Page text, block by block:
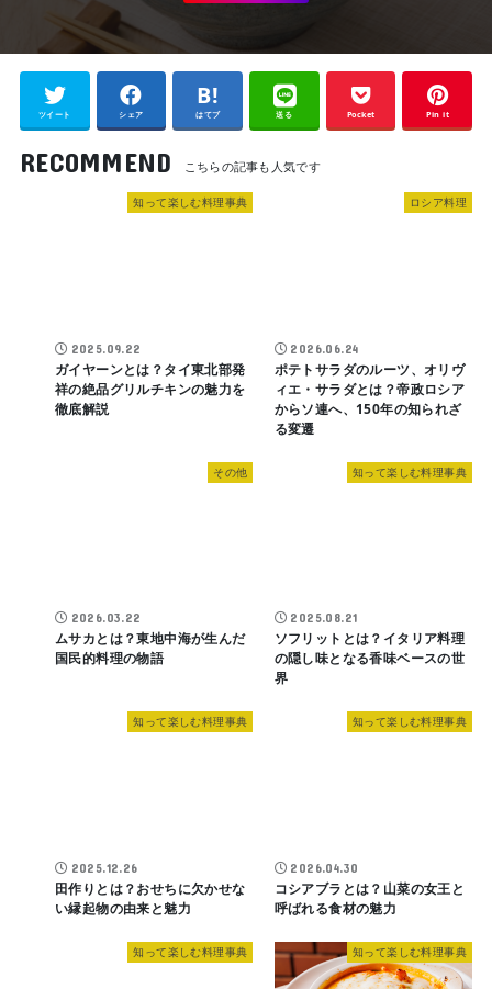
ツイート シェア はてブ 送る Pocket Pin it
RECOMMEND
知って楽しむ料理事典
2025.09.22
ガイヤーンとは？タイ東北部発
祥の絶品グリルチキンの魅力を
徹底解説
ロシア料理
2026.06.24
ポテトサラダのルーツ、オリヴ
ィエ・サラダとは？帝政ロシア
からソ連へ、150年の知られざ
る変遷
その他
2026.03.22
ムサカとは？東地中海が生んだ
国民的料理の物語
知って楽しむ料理事典
2025.08.21
ソフリットとは？イタリア料理
の隠し味となる香味ベースの世
界
知って楽しむ料理事典
2025.12.26
田作りとは？おせちに欠かせな
い縁起物の由来と魅力
知って楽しむ料理事典
2026.04.30
コシアブラとは？山菜の女王と
呼ばれる食材の魅力
知って楽しむ料理事典 知って楽しむ料理事典